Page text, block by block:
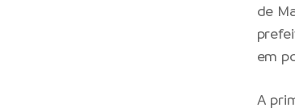
de
em
A